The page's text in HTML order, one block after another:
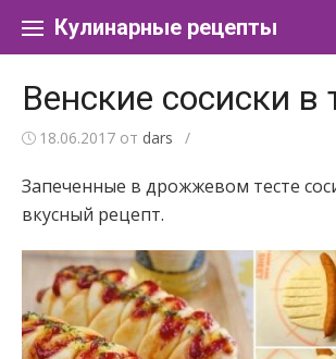
Кулинарные рецепты
Венские сосиски в
18.06.2017 от dars /
Запеченные в дрожжевом тесте
вкусный рецепт.